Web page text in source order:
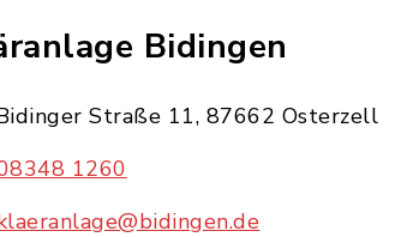
Bidingen
Straße 11, 87662 Osterzell
1260